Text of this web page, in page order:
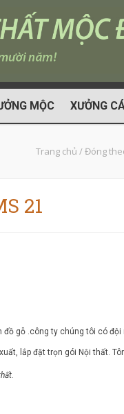
MỘC XƯỞNG
Trang chủ /Đóng
21
gỗ .công ty chúng tôi có
lắp đặt trọn gói Nội thất.